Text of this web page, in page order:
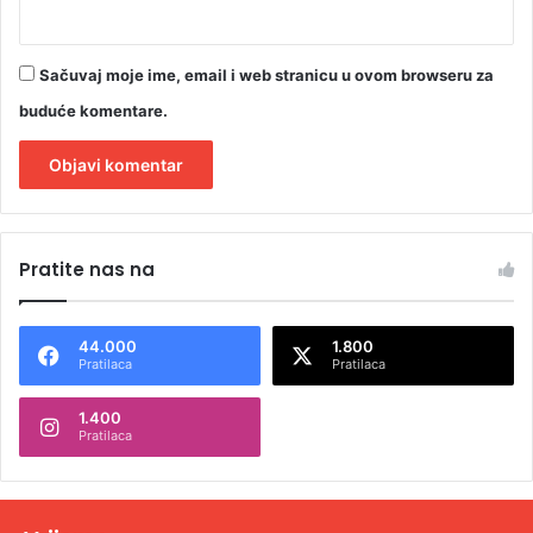
z
n
o
"
Sačuvaj moje ime, email i web stranicu u ovom browseru za
buduće komentare.
t
n
t
v
Pratite nas na
44.000
Pratilaca
1.800
Pratilaca
1.400
Pratilaca